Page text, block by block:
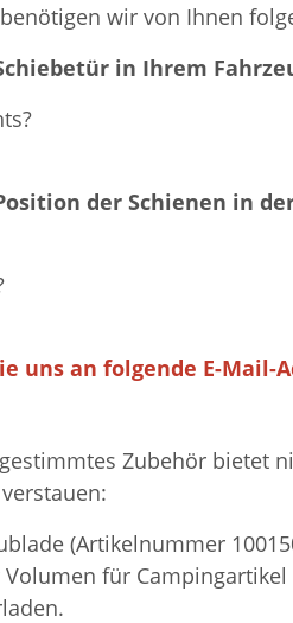
wir von Ihnen
in Ihrem
der Schienen in
uns an folgende E-Mail-
Zubehör bietet
(Artikelnummer
für